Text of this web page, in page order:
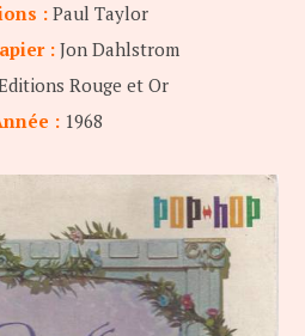
: Paul Taylor
: Jon Dahlstrom
Rouge et Or
: 1968